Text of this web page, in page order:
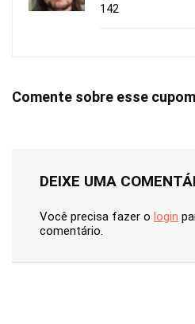
142
Comente sobre esse cupom
DEIXE UMA
Você precisa fazer o login
comentário.